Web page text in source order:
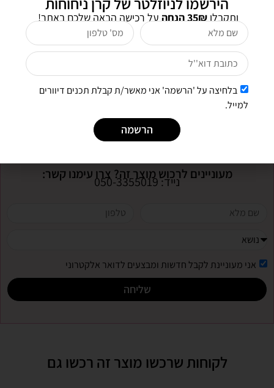
יש להקפיד לפעול על פי הוראות השימוש ולשים
דגש לא לחרוג ממספר המריחות ביום.
אין לחרוג מהוראות השימוש, אין לחפש "פתרון
מהיר", אסור שימוש יתר על מידה, חובה להשתמש
במסנן קרינה גבוהה SPF 50.
את הלחות/מסנן קרינה יש למרוח בבוקר 5 דקות
מעוניינים לרכוש מוצר זה? צרו עימנו קשר:
נייד: 050-3355019
אני מעוניינת לקבל חדשות ומבצעים לדואר אלקטרוני
שליחה
לקוחות שרכשו מוצר זה רכשו גם
ותקבלו35₪ הנחה על רכישה הבאה שלכם באתר!
בלחיצה על 'הרשמה' אני מאשר/ת קבלת תכנים דיוורים
למייל.
הרשמה